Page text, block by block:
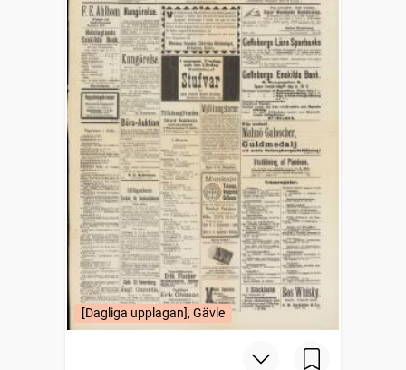
[Dagliga upplagan], Gävle